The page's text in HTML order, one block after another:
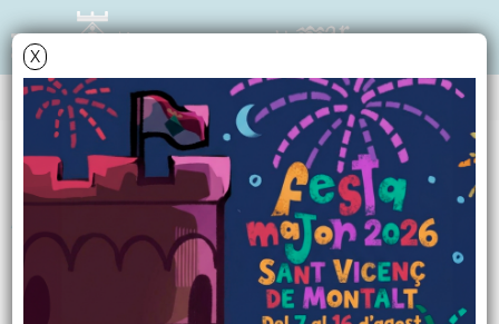
X
TRIBUNA POLÍTICA
Article 9 Sant Vicenç -
Febrer 2023